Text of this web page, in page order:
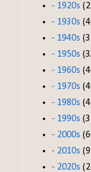
- 1920s
- 1930s
- 1940s
- 1950s
- 1960s
- 1970s
- 1980s
- 1990s
- 2000s
- 2010s
- 2020s